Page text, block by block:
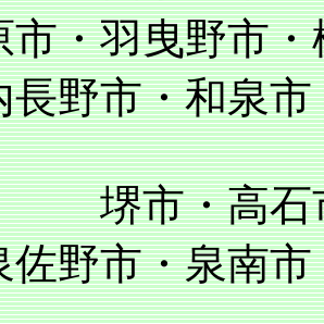
市・羽曳野市
長野市・和泉市
高石市・泉
佐野市・泉南